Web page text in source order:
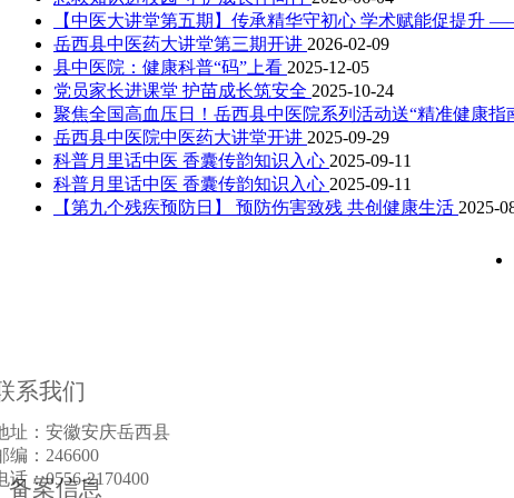
【中医大讲堂第五期】传承精华守初心 学术赋能促提升
岳西县中医药大讲堂第三期开讲 2026-02-09
县中医院：健康科普“码”上看 2025-12-05
党员家长进课堂 护苗成长筑安全 2025-10-24
聚焦全国高血压日！岳西县中医院系列活动送“精准健康指
岳西县中医院中医药大讲堂开讲 2025-09-29
科普月里话中医 香囊传韵知识入心 2025-09-11
科普月里话中医 香囊传韵知识入心 2025-09-11
【第九个残疾预防日】 预防伤害致残 共创健康生活 2025-
系我们
址：安徽安庆岳西县
编：246600
话：0556-2170400
备案信息